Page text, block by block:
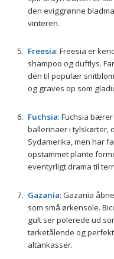
den eviggrønne
vinteren.
Freesia: Freesia er
shampoo og duftlys.
den til populær
og graves op som
Fuchsia: Fuchsia
ballerinaer i tylskørter,
Sydamerika, men har
opstammet plante
eventyrligt drama til
Gazania: Gazania
som små ørkensole.
gult ser polerede ud
tørketålende og
altankasser.